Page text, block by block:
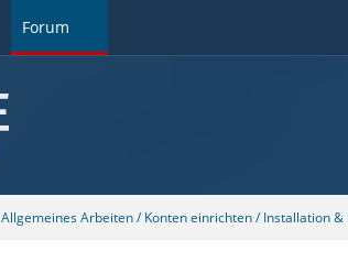
Forum
Allgemeines Arbeiten / Konten einrichten / Installation &